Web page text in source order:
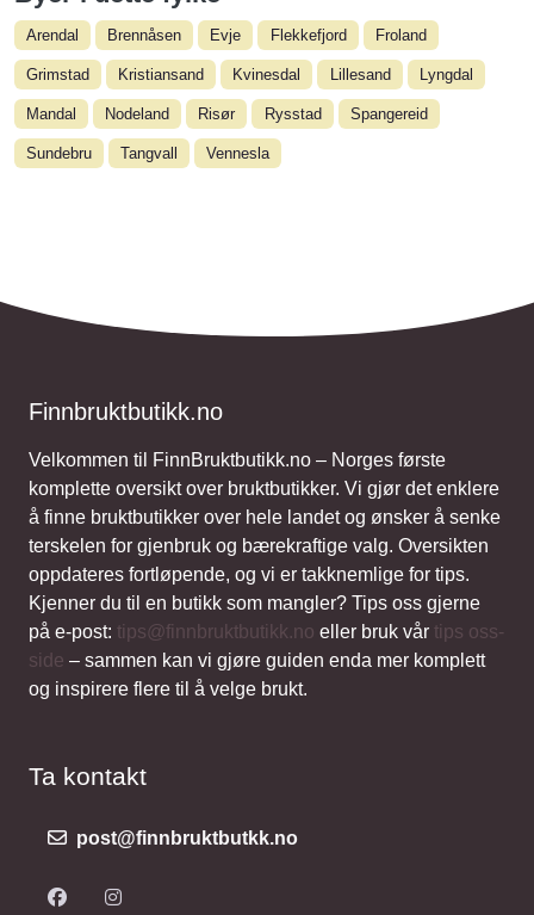
Arendal Brennåsen Evje Flekkefjord Froland
Grimstad Kristiansand Kvinesdal Lillesand Lyngdal
Mandal Nodeland Risør Rysstad Spangereid
Sundebru Tangvall Vennesla
Finnbruktbutikk.no
Velkommen til FinnBruktbutikk.no – Norges første
komplette oversikt over bruktbutikker. Vi gjør det enklere
å finne bruktbutikker over hele landet og ønsker å senke
terskelen for gjenbruk og bærekraftige valg. Oversikten
oppdateres fortløpende, og vi er takknemlige for tips.
Kjenner du til en butikk som mangler? Tips oss gjerne
på e-post: tips@finnbruktbutikk.no eller bruk vår tips oss-
side – sammen kan vi gjøre guiden enda mer komplett
og inspirere flere til å velge brukt.
Ta kontakt
post@finnbruktbutkk.no